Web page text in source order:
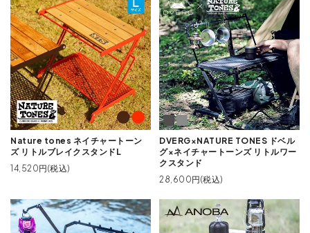
Nature tones ネイチャートーン
ズ リトルブレイクスタンドL
14,520円(税込)
DVERG×NATURE TONES ドベル
グ×ネイチャートーンズ リトルワー
クスタンド
28,600円(税込)